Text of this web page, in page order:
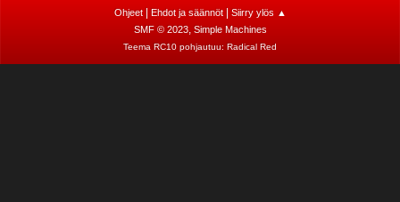
Ohjeet| Ehdot ja säännöt| Siirry ylös ▲
SMF © 2023, Simple Machines
Teema RC10 pohjautuu: Radical Red